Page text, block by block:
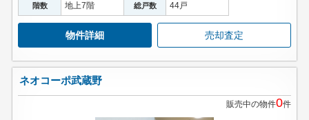
階数 地上7階 総戸数 44戸
物件詳細 売却査定
ネオコーポ武蔵野
販売中の物件0件